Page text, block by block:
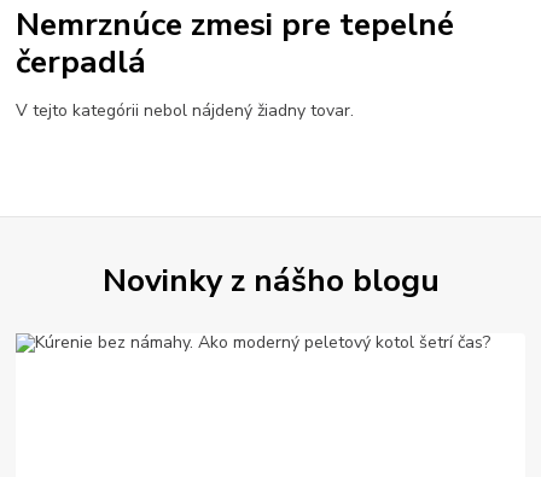
Nemrznúce zmesi pre tepelné
čerpadlá
V tejto kategórii nebol nájdený žiadny tovar.
Novinky z nášho blogu